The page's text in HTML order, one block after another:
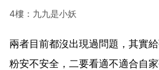
4樓：九九是小妖
兩者目前都沒出現過問題，其實
粉安不安全，二要看適不適合自